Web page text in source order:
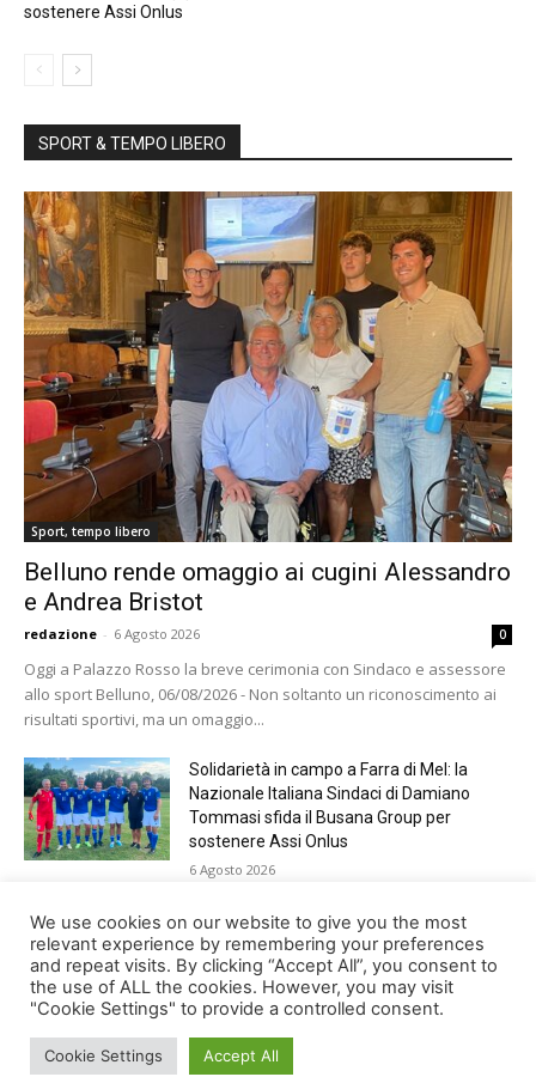
sostenere Assi Onlus
SPORT & TEMPO LIBERO
Sport, tempo libero
Belluno rende omaggio ai cugini Alessandro
e Andrea Bristot
redazione - 6 Agosto 2026 0
Oggi a Palazzo Rosso la breve cerimonia con Sindaco e assessore
allo sport Belluno, 06/08/2026 - Non soltanto un riconoscimento ai
risultati sportivi, ma un omaggio...
Solidarietà in campo a Farra di Mel: la
Nazionale Italiana Sindaci di Damiano
Tommasi sfida il Busana Group per
sostenere Assi Onlus
6 Agosto 2026
Shade, Dolcenera, Merk&Kremont,
Benji&Fede e molti altri, giovedì sera a
Jesolo con Radio Bella&Monella
5 Agosto 2026
We use cookies on our website to give you the most
relevant experience by remembering your preferences
and repeat visits. By clicking “Accept All”, you consent to
the use of ALL the cookies. However, you may visit
"Cookie Settings" to provide a controlled consent.
Cookie Settings Accept All